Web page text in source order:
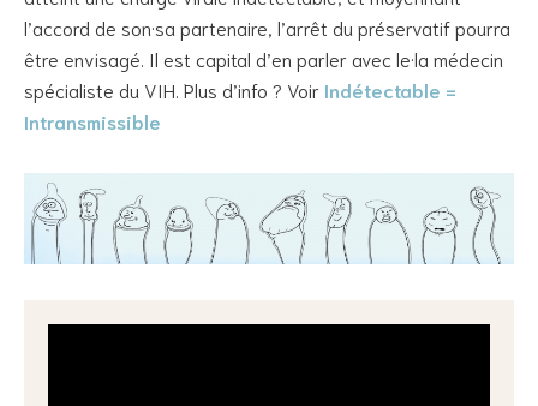
l’accord de son·sa partenaire, l’arrêt du préservatif pourra
être envisagé. Il est capital d’en parler avec le·la médecin
spécialiste du VIH. Plus d’info ? Voir Indétectable =
Intransmissible